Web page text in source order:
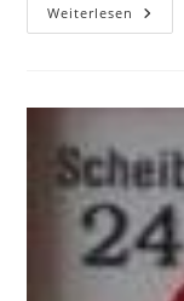
Weiterlesen